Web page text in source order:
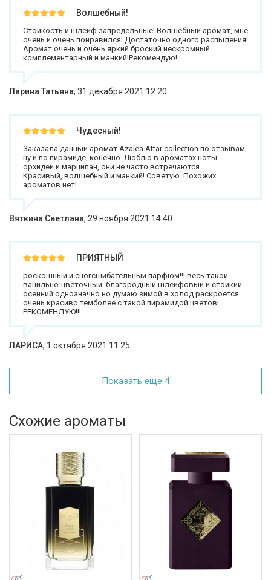
Волшебный!
Стойкость и шлейф запредельные! Волшебный аромат, мне
очень и очень понравился! Достаточно одного распыления!
Аромат очень и очень яркий броский нескромный
комплементарный и манкий!Рекомендую!
Ларина Татьяна, 31 декабря 2021 12:20
Чудесный!
Заказала данный аромат Azalea Attar collection по отзывам,
ну и по пирамиде, конечно. Люблю в ароматах ноты
орхидеи и марципан, они не часто встречаются.
Красивый, волшебный и манкий! Советую. Похожих
ароматов нет!
Вяткина Светлана, 29 ноября 2021 14:40
ПРИЯТНЫЙ
роскошный и сногсшибательный парфюм!!! весь такой
ванильно-цветочный. благородный.шлейфовый и стойкий .
осенний однозначно.но думаю зимой в холод раскроется
очень красиво темболее с такой пирамидой цветов!
РЕКОМЕНДУЮ!!!
ЛАРИСА, 1 октября 2021 11:25
Показать еще 4
Схожие ароматы